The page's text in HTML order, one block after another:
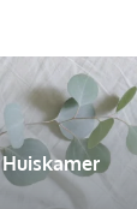
Huiskamer